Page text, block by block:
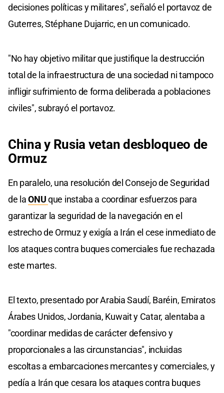
decisiones políticas y militares", señaló el portavoz de
Guterres, Stéphane Dujarric, en un comunicado.
"No hay objetivo militar que justifique la destrucción
total de la infraestructura de una sociedad ni tampoco
infligir sufrimiento de forma deliberada a poblaciones
civiles", subrayó el portavoz.
China y Rusia vetan desbloqueo de
Ormuz
En paralelo, una resolución del Consejo de Seguridad
de laONUque instaba a coordinar esfuerzos para
garantizar la seguridad de la navegación en el
estrecho de Ormuz y exigía a Irán el cese inmediato de
los ataques contra buques comerciales fue rechazada
este martes.
El texto, presentado por Arabia Saudí, Baréin, Emiratos
Árabes Unidos, Jordania, Kuwait y Catar, alentaba a
"coordinar medidas de carácter defensivo y
proporcionales a las circunstancias", incluidas
escoltas a embarcaciones mercantes y comerciales, y
pedía a Irán que cesara los ataques contra buques